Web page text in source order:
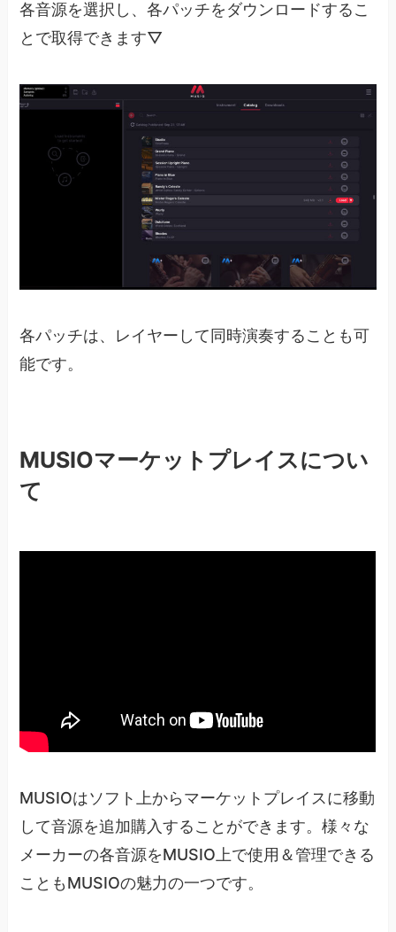
各音源を選択し、各パッチをダウンロードするこ
とで取得できます▽
各パッチは、レイヤーして同時演奏することも可
能です。
MUSIOマーケットプレイスについ
て
MUSIOはソフト上からマーケットプレイスに移動
して音源を追加購入することができます。様々な
メーカーの各音源をMUSIO上で使用＆管理できる
こともMUSIOの魅力の一つです。